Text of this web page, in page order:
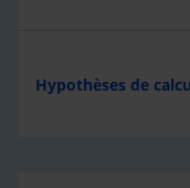
Hypothèses de